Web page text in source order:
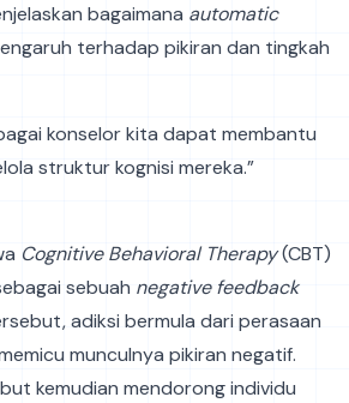
bagaimana automatic
terhadap pikiran dan tingkah
konselor kita dapat membantu
struktur kognisi mereka.”
Cognitive Behavioral Therapy(CBT)
sebuah negative feedback
adiksi bermula dari perasaan
munculnya pikiran negatif.
kemudian mendorong individu